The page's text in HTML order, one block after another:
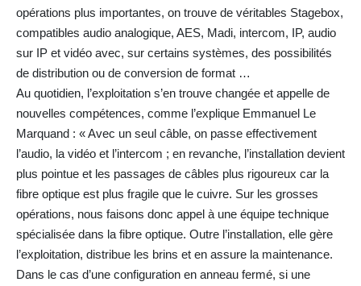
opérations plus importantes, on trouve de véritables Stagebox,
compatibles audio analogique, AES, Madi, intercom, IP, audio
sur IP et vidéo avec, sur certains systèmes, des possibilités
de distribution ou de conversion de format …
Au quotidien, l’exploitation s’en trouve changée et appelle de
nouvelles compétences, comme l’explique Emmanuel Le
Marquand : « Avec un seul câble, on passe effectivement
l’audio, la vidéo et l’intercom ; en revanche, l’installation devient
plus pointue et les passages de câbles plus rigoureux car la
fibre optique est plus fragile que le cuivre. Sur les grosses
opérations, nous faisons donc appel à une équipe technique
spécialisée dans la fibre optique. Outre l’installation, elle gère
l’exploitation, distribue les brins et en assure la maintenance.
Dans le cas d’une configuration en anneau fermé, si une